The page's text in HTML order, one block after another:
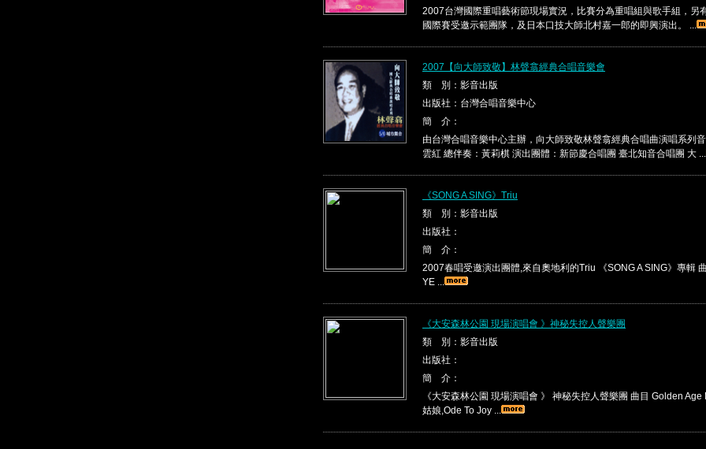
2007台灣國際重唱藝術節現場實況，比賽分為重唱組與歌手組，另
國際賽受邀示範團隊，及日本口技大師北村嘉一郎的即興演出。 ...
2007【向大師致敬】林聲翕經典合唱音樂會
類 別：影音出版
出版社：台灣合唱音樂中心
簡 介：
由台灣合唱音樂中心主辦，向大師致敬林聲翕經典合唱曲演唱系列
雲紅 總伴奏：黃莉棋 演出團體：新節慶合唱團 臺北知音合唱團 大 ...
《SONG A SING》Triu
類 別：影音出版
出版社：
簡 介：
2007春唱受邀演出團體,來自奧地利的Triu 《SONG A SING》專輯
YE ...
《大安森林公園 現場演唱會 》神秘失控人聲樂團
類 別：影音出版
出版社：
簡 介：
《大安森林公園 現場演唱會 》 神秘失控人聲樂團 曲目 Golden
姑娘,Ode To Joy ...